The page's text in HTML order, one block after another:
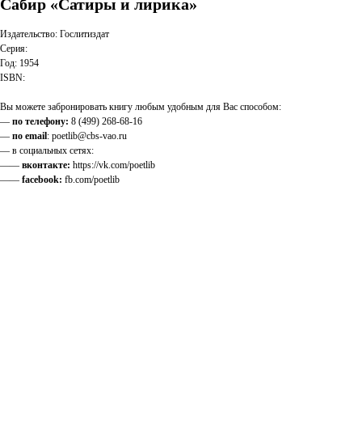
Сабир «Сатиры и лирика»
Издательство: Гослитиздат
Серия:
Год: 1954
ISBN:
Вы можете забронировать книгу любым удобным для Вас способом:
— по телефону: 8 (499) 268-68-16
— по email: poetlib@cbs-vao.ru
— в социальных сетях:
—— вконтакте: https://vk.com/poetlib
—— facebook: fb.com/poetlib